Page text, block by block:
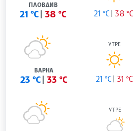
ПЛОВДИВ
21 °C 38 °C 21 °C 38 °C
ВАРНА
23 °C 33 °C
УТРЕ
21 °C 31 °C
УТРЕ